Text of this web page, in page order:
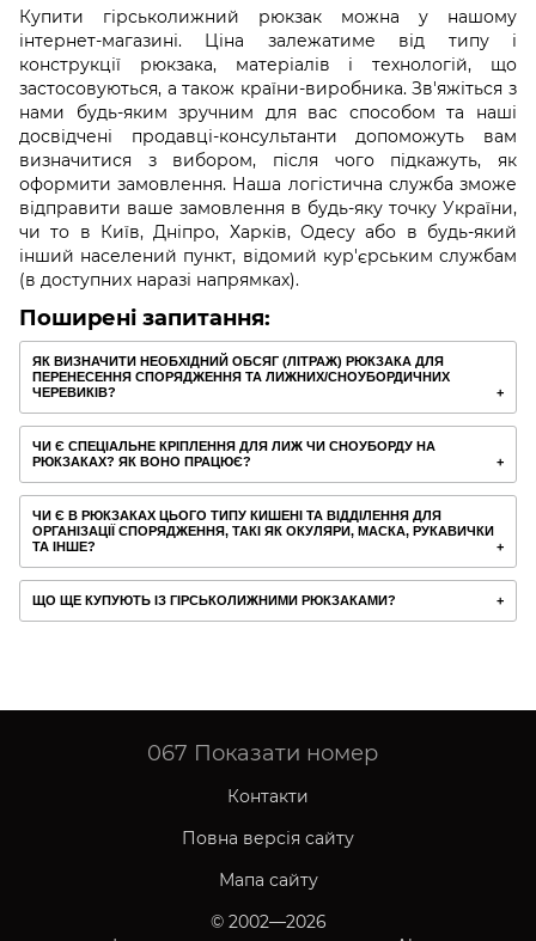
Купити гірськолижний рюкзак можна у нашому
інтернет-магазині. Ціна залежатиме від типу і
конструкції рюкзака, матеріалів і технологій, що
застосовуються, а також країни-виробника. Зв'яжіться з
нами будь-яким зручним для вас способом та наші
досвідчені продавці-консультанти допоможуть вам
визначитися з вибором, після чого підкажуть, як
оформити замовлення. Наша логістична служба зможе
відправити ваше замовлення в будь-яку точку України,
чи то в Київ, Дніпро, Харків, Одесу або в будь-який
інший населений пункт, відомий кур'єрським службам
(в доступних наразі напрямках).
Поширені запитання:
ЯК ВИЗНАЧИТИ НЕОБХІДНИЙ ОБСЯГ (ЛІТРАЖ) РЮКЗАКА ДЛЯ
ПЕРЕНЕСЕННЯ СПОРЯДЖЕННЯ ТА ЛИЖНИХ/СНОУБОРДИЧНИХ
ЧЕРЕВИКІВ?
ЧИ Є СПЕЦІАЛЬНЕ КРІПЛЕННЯ ДЛЯ ЛИЖ ЧИ СНОУБОРДУ НА
РЮКЗАКАХ? ЯК ВОНО ПРАЦЮЄ?
ЧИ Є В РЮКЗАКАХ ЦЬОГО ТИПУ КИШЕНІ ТА ВІДДІЛЕННЯ ДЛЯ
ОРГАНІЗАЦІЇ СПОРЯДЖЕННЯ, ТАКІ ЯК ОКУЛЯРИ, МАСКА, РУКАВИЧКИ
ТА ІНШЕ?
ЩО ЩЕ КУПУЮТЬ ІЗ ГІРСЬКОЛИЖНИМИ РЮКЗАКАМИ?
067 Показати номер
Контакти
Повна версія сайту
Мапа сайту
© 2002—2026